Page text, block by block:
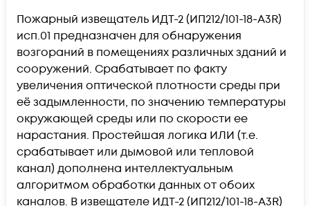
Пожарный извещатель ИДТ-2 (ИП212/101-18-А3R)
исп.01 предназначен для обнаружения
возгораний в помещениях различных зданий и
сооружений. Срабатывает по факту
увеличения оптической плотности среды при
её задымленности, по значению температуры
окружающей среды или по скорости ее
нарастания. Простейшая логика ИЛИ (т.е.
срабатывает или дымовой или тепловой
канал) дополнена интеллектуальным
алгоритмом обработки данных от обоих
каналов. В извещателе ИДТ-2 (ИП212/101-18-А3R)